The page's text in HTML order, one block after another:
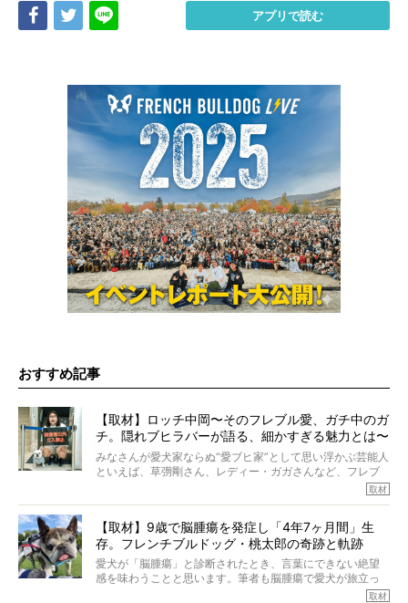
Share Tweet アプリで読む
おすすめ記事
【取材】ロッチ中岡〜そのフレブル愛、ガチ中のガ
チ。隠れブヒラバーが語る、細かすぎる魅力とは〜
【前編】
みなさんが愛犬家ならぬ“愛ブヒ家”として思い浮かぶ芸能人
といえば、草彅剛さん、レディー・ガガさんなど、フレブ
ルを飼っている方が多いと思います。が、ロッチ中岡さん
んのインスタグラムを覗くと、たくさんのフレブルアカウ
ントがフォローされていて、わが『FRENCH BULLDOG
LIFE』モデルのnicoやトーラスも、その中の一頭。
そんな中岡さんに、フレブルの魅力を語っていただきまし
た。そのブヒ愛っぷりは、思ってた以上！ ガチ中のガチ
取材
【取材】9歳で脳腫瘍を発症し「4年7ヶ月間」生
存。フレンチブルドッグ・桃太郎の奇跡と軌跡
愛犬が「脳腫瘍」と診断されたとき、言葉にできない絶望
感を味わうことと思います。筆者も脳腫瘍で愛犬が旅立っ
たひとり。だからこそ、どれほど厄介で困難な病気かを理取材